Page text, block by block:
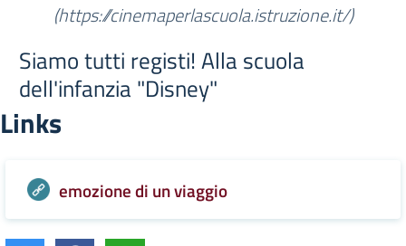
(https://cinemaperlascuola.istruzione.it/)
Siamo tutti registi! Alla scuola
dell'infanzia "Disney"
Links
emozione di un viaggio